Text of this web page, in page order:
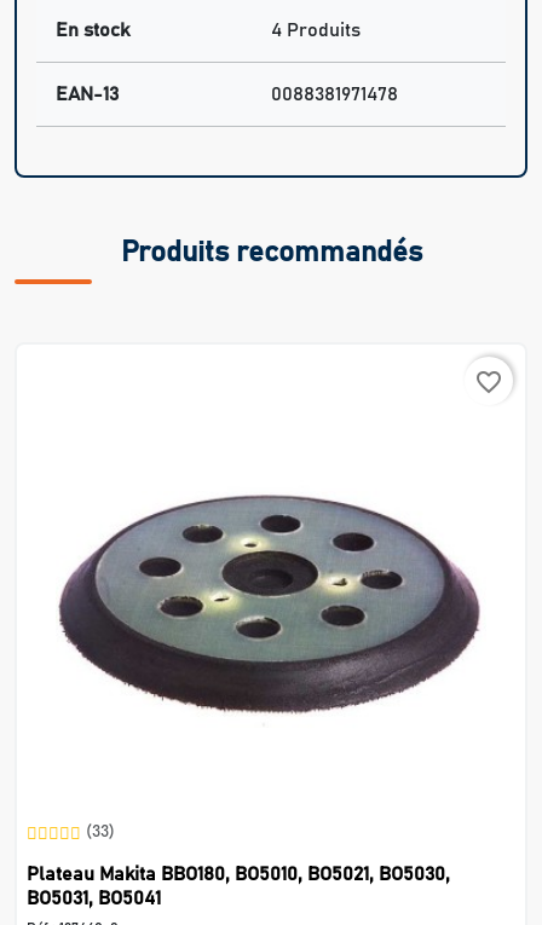
En stock 4 Produits
EAN-13 0088381971478
Produits recommandés
favorite_border
(33)
Plateau Makita BBO180, BO5010, BO5021, BO5030,
BO5031, BO5041